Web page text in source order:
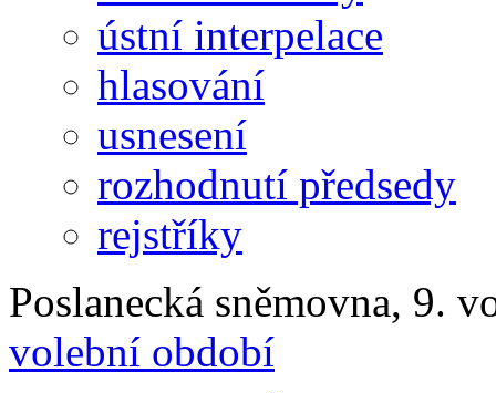
ústní interpelace
hlasování
usnesení
rozhodnutí předsedy
rejstříky
Poslanecká sněmovna, 9.
volební období